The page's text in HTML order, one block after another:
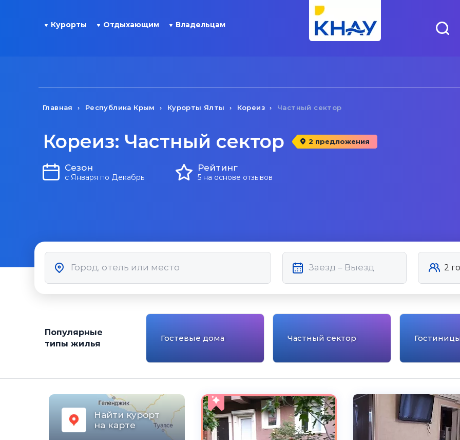
Курорты Отдыхающим Владельцам
Главная Республика Крым Курорты Ялты Кореиз Частный сектор
Кореиз: Частный сектор 2 предложения
Сезон
с Января по Декабрь
Рейтинг
5 на основе отзывов
Популярные
типы жилья
Гостевые дома Частный сектор
Найти курорт
на карте